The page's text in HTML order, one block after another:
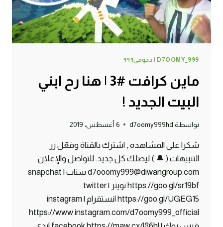
D7OOMY_999 | دحومي٩٩٩
ماين كرافت #3 | هنا رح ابني
البيت الجديد !
بواسطة d7oomy999hd 6 أغسطس، 2019
شكرا على المشاهده , اشترك بالقناة وفعّل زر
التنبيهات ( 🔔 ) ليصلك كل جديد. للتواصل والإعلان:
d7ooomy999@diwangroup.com سناب | snapchat
https://goo.gl/sr19bf تويتر | twitter
https://goo.gl/UGEG15 انستقرام | instagram
https://www.instagram.com/d7oomy999_official